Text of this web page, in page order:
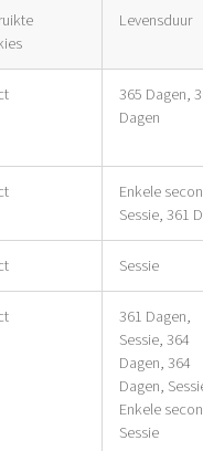
Levensduur
365 Dagen,
Dagen
Enkele
Sessie, 361
Sessie
361 Dagen,
Sessie, 364
Dagen, 364
Dagen,
Enkele
Sessie